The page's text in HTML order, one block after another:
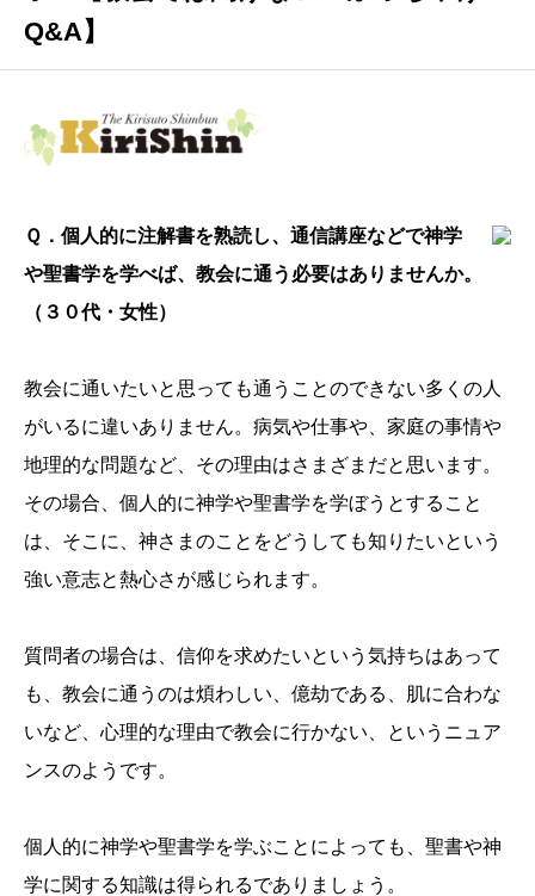
Q&A】
Ｑ．個人的に注解書を熟読し、通信講座などで神学
や聖書学を学べば、教会に通う必要はありませんか。
（３０代・女性）
教会に通いたいと思っても通うことのできない多くの人
がいるに違いありません。病気や仕事や、家庭の事情や
地理的な問題など、その理由はさまざまだと思います。
その場合、個人的に神学や聖書学を学ぼうとすること
は、そこに、神さまのことをどうしても知りたいという
強い意志と熱心さが感じられます。
質問者の場合は、信仰を求めたいという気持ちはあって
も、教会に通うのは煩わしい、億劫である、肌に合わな
いなど、心理的な理由で教会に行かない、というニュア
ンスのようです。
個人的に神学や聖書学を学ぶことによっても、聖書や神
学に関する知識は得られるでありましょう。